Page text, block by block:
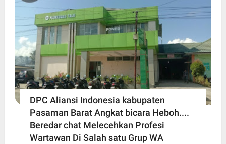
DPC Aliansi Indonesia kabupaten
Pasaman Barat Angkat bicara Heboh....
Beredar chat Melecehkan Profesi
Wartawan Di Salah satu Grup WA